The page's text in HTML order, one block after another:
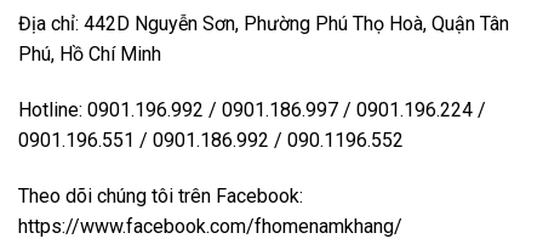
Địa chỉ: 442D Nguyễn Sơn, Phường Phú Thọ Hoà, Quận Tân
Phú, Hồ Chí Minh
Hotline: 0901.196.992 / 0901.186.997 / 0901.196.224 /
0901.196.551 / 0901.186.992 / 090.1196.552
Theo dõi chúng tôi trên Facebook:
https://www.facebook.com/fhomenamkhang/